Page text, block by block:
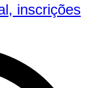
inscrições